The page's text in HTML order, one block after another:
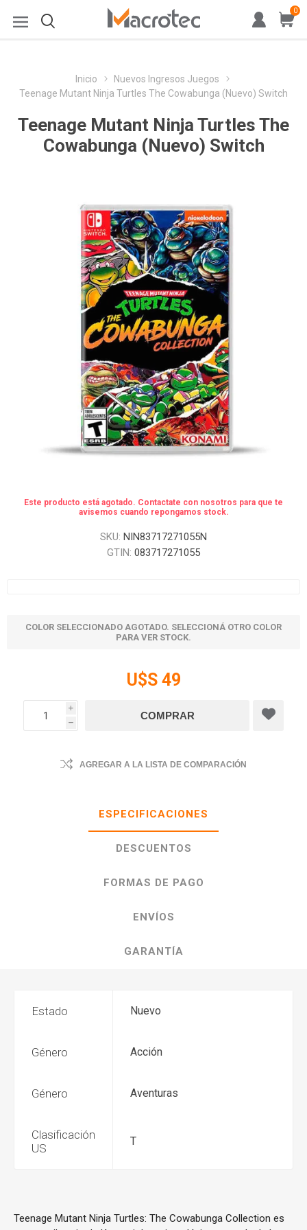
0
Inicio
Nuevos Ingresos Juegos
Teenage Mutant Ninja Turtles The Cowabunga (Nuevo) Switch
Teenage Mutant Ninja Turtles The
Cowabunga (Nuevo) Switch
Este producto está agotado. Contactate con nosotros para que te
avisemos cuando repongamos stock.
SKU: NIN83717271055N
GTIN: 083717271055
COLOR SELECCIONADO AGOTADO. SELECCIONÁ OTRO COLOR
PARA VER STOCK.
U$S 49
i
h
AGREGAR A LA LISTA DE COMPARACIÓN
ESPECIFICACIONES
DESCUENTOS
FORMAS DE PAGO
ENVÍOS
GARANTÍA
Estado Nuevo
Género Acción
Género Aventuras
Clasificación
US
T
Teenage Mutant Ninja Turtles: The Cowabunga Collection es